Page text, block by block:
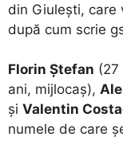
din Giulești, care
după cum scrie
Florin Ștefan (27
ani, mijlocaș),
și Valentin
numele de care